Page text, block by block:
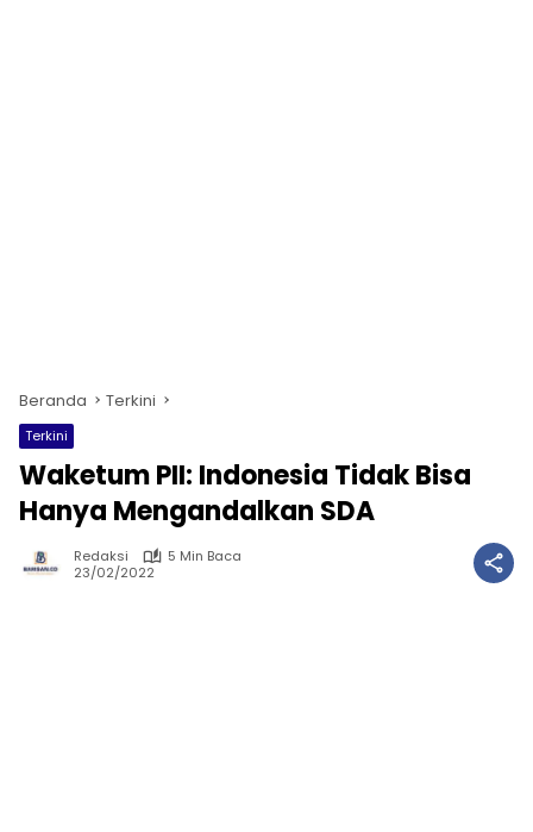
Beranda Terkini
Terkini
Waketum PII: Indonesia Tidak Bisa
Hanya Mengandalkan SDA
Redaksi
5 Min Baca
23/02/2022